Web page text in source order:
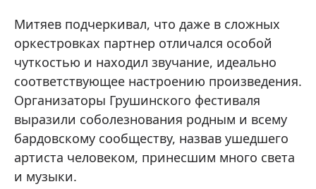
Митяев подчеркивал, что даже в сложных
оркестровках партнер отличался особой
чуткостью и находил звучание, идеально
соответствующее настроению произведения.
Организаторы Грушинского фестиваля
выразили соболезнования родным и всему
бардовскому сообществу, назвав ушедшего
артиста человеком, принесшим много света
и музыки.